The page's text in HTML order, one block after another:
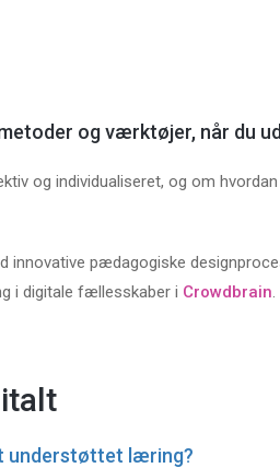
og værktøjer, når du
og individualiseret, og om
innovative pædagogiske
i digitale fællesskaber i Crowdbrain.
understøttet læring?